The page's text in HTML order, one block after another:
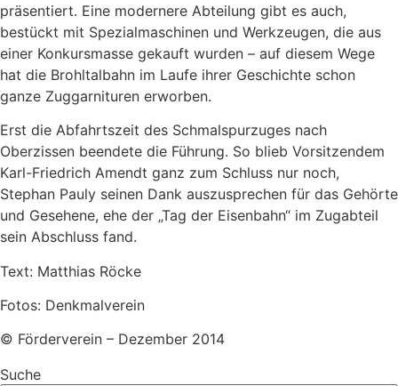
präsentiert. Eine modernere Abteilung gibt es auch,
bestückt mit Spezialmaschinen und Werkzeugen, die aus
einer Konkursmasse gekauft wurden – auf diesem Wege
hat die Brohltalbahn im Laufe ihrer Geschichte schon
ganze Zuggarnituren erworben.
Erst die Abfahrtszeit des Schmalspurzuges nach
Oberzissen beendete die Führung. So blieb Vorsitzendem
Karl-Friedrich Amendt ganz zum Schluss nur noch,
Stephan Pauly seinen Dank auszusprechen für das Gehörte
und Gesehene, ehe der „Tag der Eisenbahn“ im Zugabteil
sein Abschluss fand.
Text: Matthias Röcke
Fotos: Denkmalverein
© Förderverein – Dezember 2014
Suche